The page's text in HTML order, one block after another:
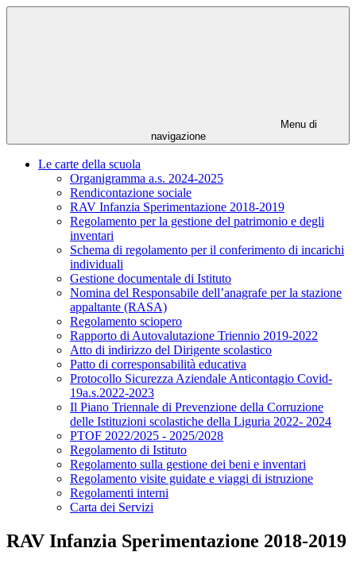
Menu di
navigazione
Le carte della scuola
Organigramma a.s. 2024-2025
Rendicontazione sociale
RAV Infanzia Sperimentazione 2018-2019
Regolamento per la gestione del patrimonio e degli
inventari
Schema di regolamento per il conferimento di incarichi
individuali
Gestione documentale di Istituto
Nomina del Responsabile dell’anagrafe per la stazione
appaltante (RASA)
Regolamento sciopero
Rapporto di Autovalutazione Triennio 2019-2022
Atto di indirizzo del Dirigente scolastico
Patto di corresponsabilità educativa
Protocollo Sicurezza Aziendale Anticontagio Covid-
19a.s.2022-2023
Il Piano Triennale di Prevenzione della Corruzione
delle Istituzioni scolastiche della Liguria 2022- 2024
PTOF 2022/2025 - 2025/2028
Regolamento di Istituto
Regolamento sulla gestione dei beni e inventari
Regolamento visite guidate e viaggi di istruzione
Regolamenti interni
Carta dei Servizi
RAV Infanzia Sperimentazione 2018-2019